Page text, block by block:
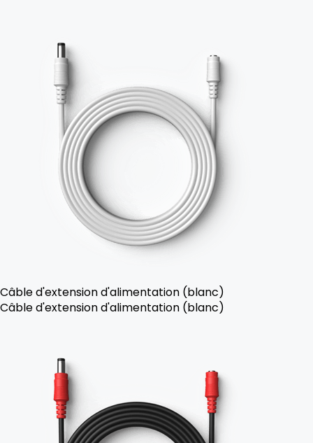
Câble d'extension d'alimentation (blanc)
Câble d'extension d'alimentation (blanc)